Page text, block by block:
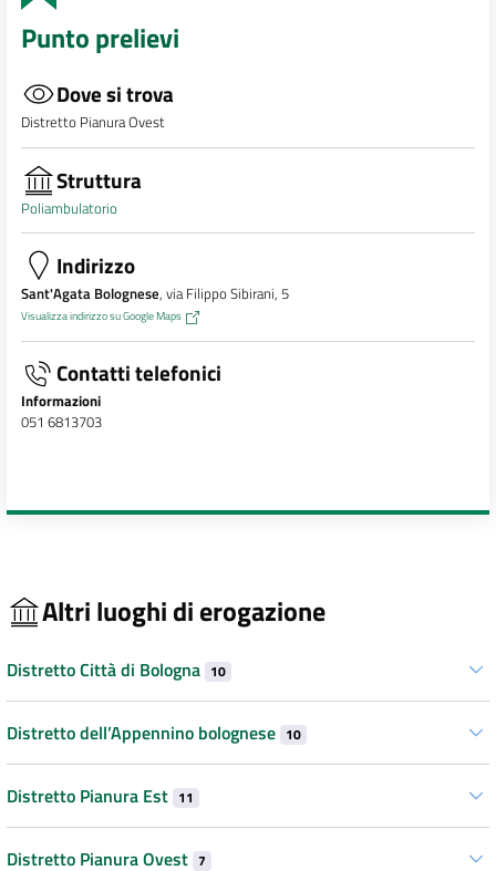
Punto prelievi
Dove si trova
Distretto Pianura Ovest
Struttura
Poliambulatorio
Indirizzo
Sant'Agata Bolognese, via Filippo Sibirani, 5
Visualizza indirizzo su Google Maps
Contatti telefonici
Informazioni
051 6813703
Altri luoghi di erogazione
Distretto Città di Bologna 10
Distretto dell’Appennino bolognese 10
Distretto Pianura Est 11
Distretto Pianura Ovest 7